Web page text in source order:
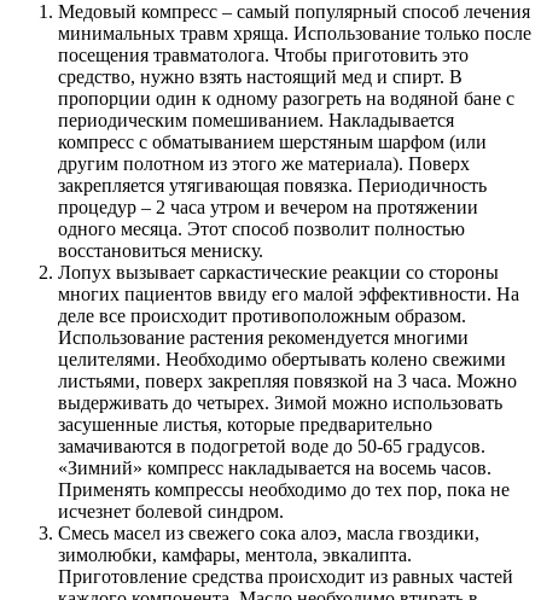
Медовый компресс – самый популярный способ лечения
минимальных травм хряща. Использование только после
посещения травматолога. Чтобы приготовить это
средство, нужно взять настоящий мед и спирт. В
пропорции один к одному разогреть на водяной бане с
периодическим помешиванием. Накладывается
компресс с обматыванием шерстяным шарфом (или
другим полотном из этого же материала). Поверх
закрепляется утягивающая повязка. Периодичность
процедур – 2 часа утром и вечером на протяжении
одного месяца. Этот способ позволит полностью
восстановиться мениску.
Лопух вызывает саркастические реакции со стороны
многих пациентов ввиду его малой эффективности. На
деле все происходит противоположным образом.
Использование растения рекомендуется многими
целителями. Необходимо обертывать колено свежими
листьями, поверх закрепляя повязкой на 3 часа. Можно
выдерживать до четырех. Зимой можно использовать
засушенные листья, которые предварительно
замачиваются в подогретой воде до 50-65 градусов.
«Зимний» компресс накладывается на восемь часов.
Применять компрессы необходимо до тех пор, пока не
исчезнет болевой синдром.
Смесь масел из свежего сока алоэ, масла гвоздики,
зимолюбки, камфары, ментола, эвкалипта.
Приготовление средства происходит из равных частей